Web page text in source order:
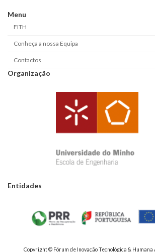
Menu
FITH
Conheça a nossa Equipa
Contactos
Organização
Entidades
Copyright © Fórum de Inovação Tecnológica & Humana